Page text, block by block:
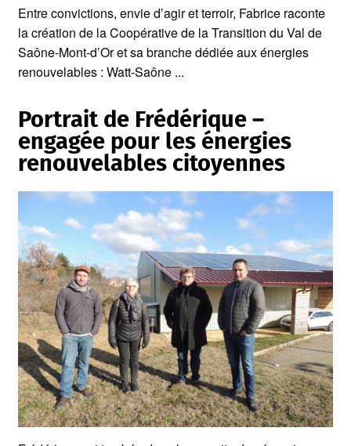
Entre convictions, envie d’agir et terroir, Fabrice raconte
la création de la Coopérative de la Transition du Val de
Saône-Mont-d’Or et sa branche dédiée aux énergies
renouvelables : Watt-Saône
Portrait de Frédérique –
engagée pour les énergies
renouvelables citoyennes